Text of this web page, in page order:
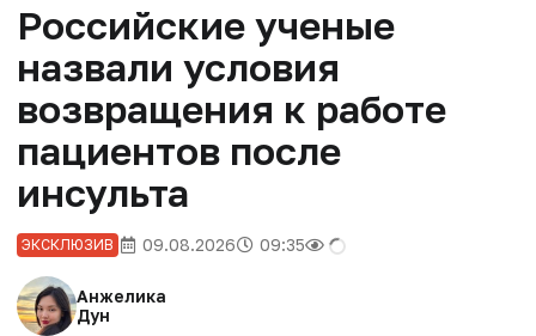
Российские ученые
назвали условия
возвращения к работе
пациентов после
инсульта
ЭКСКЛЮЗИВ 09.08.2026 09:35
Анжелика
Дун